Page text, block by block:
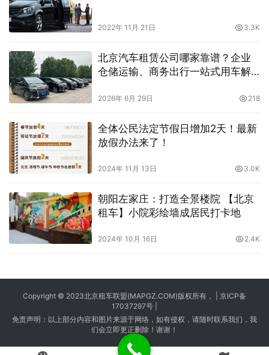
2022年 11月 21日 3.3K
北京汽车租赁公司哪家靠谱？企业
仓储运输、商务出行一站式用车解
2026年 6月 29日 218
全体公民法定节假日增加2天！最新
放假办法来了！
2024年 11月 13日 3.0K
朝阳左家庄：打造全景楼院 【北京
租车】小院彩绘墙成居民打卡地
2024年 10月 16日 2.4K
Copyright © 2023北京租车联盟(MAPGZ.COM)版权所有， | 京ICP备
17037297号
免责声明：以上部分内容和图片来源于网络，如有侵权，请随时联系我们，我
们会立即更正删除！谢谢！